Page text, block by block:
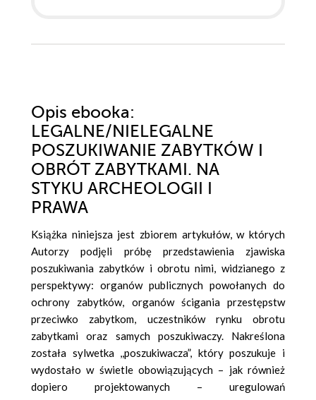
Opis ebooka:
LEGALNE/NIELEGALNE
POSZUKIWANIE ZABYTKÓW I
OBRÓT ZABYTKAMI. NA
STYKU ARCHEOLOGII I
PRAWA
Książka niniejsza jest zbiorem artykułów, w których
Autorzy podjęli próbę przedstawienia zjawiska
poszukiwania zabytków i obrotu nimi, widzianego z
perspektywy: organów publicznych powołanych do
ochrony zabytków, organów ścigania przestępstw
przeciwko zabytkom, uczestników rynku obrotu
zabytkami oraz samych poszukiwaczy. Nakreślona
została sylwetka ,,poszukiwacza”, który poszukuje i
wydostało w świetle obowiązujących – jak również
dopiero projektowanych – uregulowań